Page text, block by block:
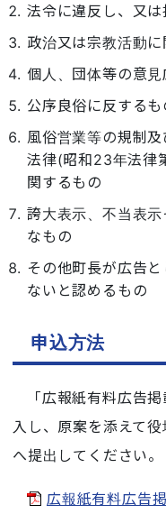
法令に違反し、又
政治又は宗教活動
個人、団体等の意
公序良俗に反するも
風俗営業等の規制
法律(昭和23年法律
関するもの
誇大表示、不当表
なもの
その他町長が広告
ないと認めるもの
申込方法
「広報紙有料広告
入し、原案を添えて
へ提出してください。
広報紙有料広告